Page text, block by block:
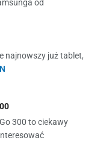
od
najnowszy już tablet,
300 to ciekawy